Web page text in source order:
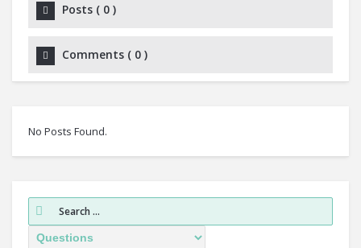
Posts ( 0 )
Comments ( 0 )
No Posts Found.